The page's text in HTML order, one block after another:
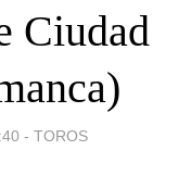
Ciudad
- TOROS